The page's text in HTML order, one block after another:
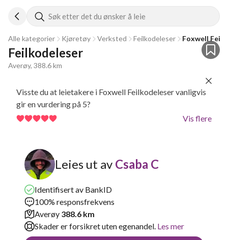
Søk etter det du ønsker å leie
Alle kategorier Kjøretøy Verksted Feilkodeleser Foxwell
Feilkodeleser
Averøy, 388.6 km
Visste du at leietakere i Foxwell Feilkodeleser vanligvis
gir en vurdering på 5?
Vis flere
Leies ut av Csaba C
Identifisert av BankID
100% responsfrekvens
Averøy 388.6 km
Skader er forsikret uten egenandel. Les mer